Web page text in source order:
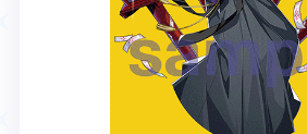
ルール/Q&A デッ